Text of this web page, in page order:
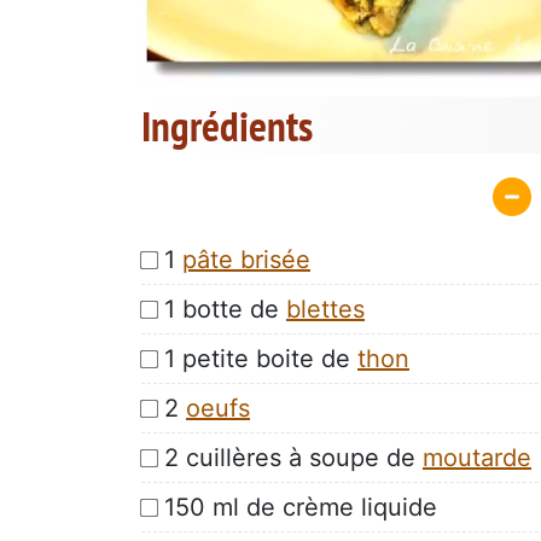
Ingrédients
1 pâte brisée
1 botte de blettes
1 petite boite de thon
2 oeufs
2 cuillères à soupe de moutarde
150 ml de crème liquide